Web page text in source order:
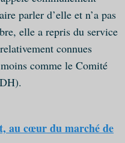
parler d’elle et n’a pas
elle a repris du service
connues
comme le Comité
au cœur du marché de